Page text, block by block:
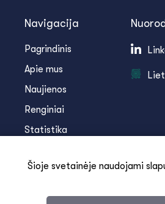
Navigacija
Pagrindinis
Apie mus
Naujienos
Renginiai
Statistika
Kontaktai
Šioje svetainėje naudojami